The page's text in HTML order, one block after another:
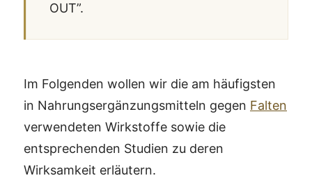
OUT”.
Im Folgenden wollen wir die am häufigsten
in Nahrungsergänzungsmitteln gegen Falten
verwendeten Wirkstoffe sowie die
entsprechenden Studien zu deren
Wirksamkeit erläutern.